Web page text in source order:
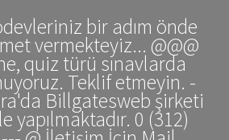
bir adım önde
vermekteyiz... @@@
quiz türü sınavlarda
Teklif etmeyin. -
Billgatesweb şirketi
yapılmaktadır. 0 (312)